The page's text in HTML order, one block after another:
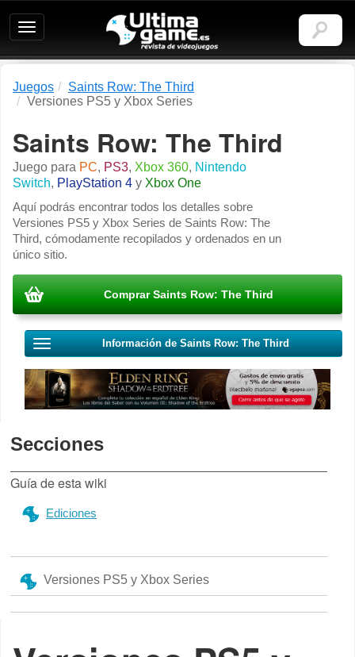
Ultimagame:
Revista
de
Juegos
Saints Row: The Third
Versiones PS5 y Xbox Series
Saints Row: The Third
Juego para PC, PS3, Xbox 360, Nintendo
Switch, PlayStation 4 y Xbox One
Aquí podrás encontrar todos los detalles sobre
Versiones PS5 y Xbox Series de Saints Row: The
Third, cómodamente recopilados y ordenados en un
único sitio.
Comprar Saints Row: The Third
Información de Saints Row: The Third
Secciones
Guía de esta wiki
Ediciones
Versiones PS5 y Xbox Series